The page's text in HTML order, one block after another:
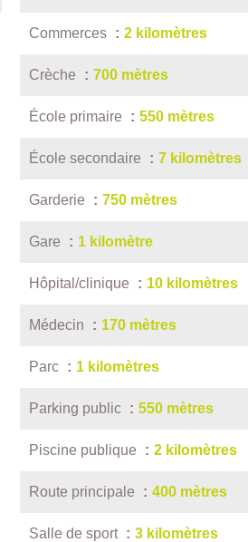
Commerces 2 kilomètres
Crèche 700 mètres
École primaire 550 mètres
École secondaire 7 kilomètres
Garderie 750 mètres
Gare 1 kilomètre
Hôpital/clinique 10 kilomètres
Médecin 170 mètres
Parc 1 kilomètres
Parking public 550 mètres
Piscine publique 2 kilomètres
Route principale 400 mètres
Salle de sport 3 kilomètres